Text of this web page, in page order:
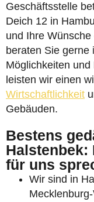
Geschäftsstelle
Deich 12 in
und Ihre
beraten Sie gerne
Möglichkeiten
leisten wir einen
Wirtschaftlichkeit
Gebäuden.
Bestens
Halstenbek:
für uns
Wir sind in